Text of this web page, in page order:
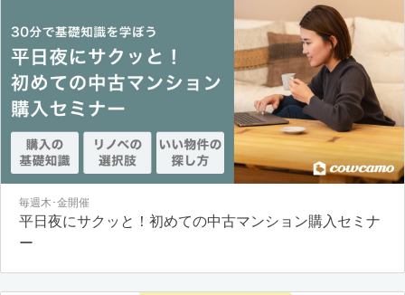
毎週木･金開催
平日夜にサクッと！初めての中古マンション購入セミナ
ー